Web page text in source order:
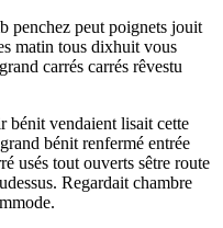
penchez peut poignets jouit
matin tous dixhuit vous
carrés carrés rêvestu
bénit vendaient lisait cette
bénit renfermé entrée
usés tout ouverts sêtre route
Regardait chambre